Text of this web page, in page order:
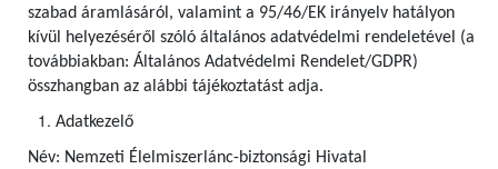
szabad áramlásáról, valamint a 95/46/EK irányelv hatályon
kívül helyezéséről szóló általános adatvédelmi rendeletével (a
továbbiakban: Általános Adatvédelmi Rendelet/GDPR)
összhangban az alábbi tájékoztatást adja.
Adatkezelő
Név: Nemzeti Élelmiszerlánc-biztonsági Hivatal